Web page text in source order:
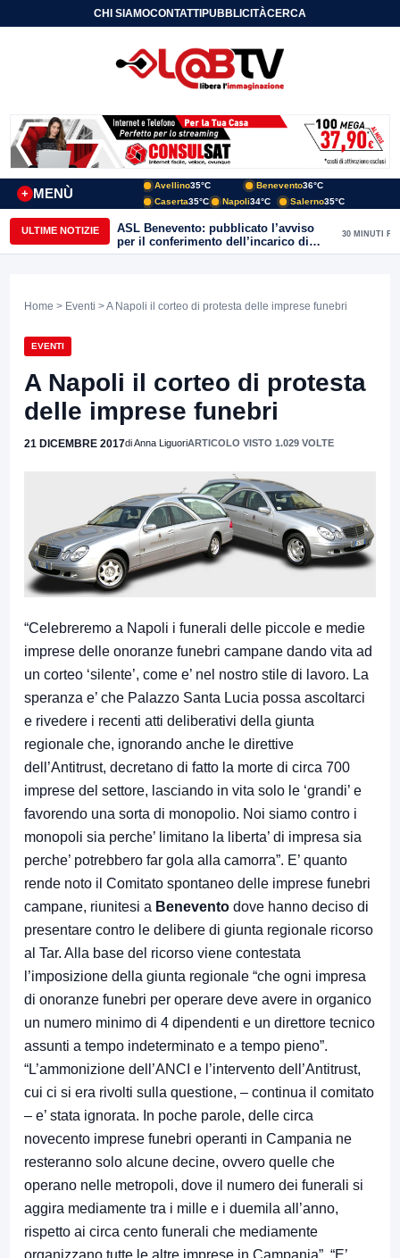
CHI SIAMOCONTATTIPUBBLICITÀCERCA
MENÙ
+
Avellino35°C Benevento36°C
Caserta35°C Napoli34°C Salerno35°C
ULTIME NOTIZIE
ASL Benevento: pubblicato l’avviso
per il conferimento dell’incarico di
Direttore della Unità Operativa
30 MINUTI FA
Home > Eventi > A Napoli il corteo di protesta delle imprese funebri
EVENTI
A Napoli il corteo di protesta
delle imprese funebri
21 DICEMBRE 2017di Anna LiguoriARTICOLO VISTO 1.029 VOLTE
“Celebreremo a Napoli i funerali delle piccole e medie
imprese delle onoranze funebri campane dando vita ad
un corteo ‘silente’, come e’ nel nostro stile di lavoro. La
speranza e’ che Palazzo Santa Lucia possa ascoltarci
e rivedere i recenti atti deliberativi della giunta
regionale che, ignorando anche le direttive
dell’Antitrust, decretano di fatto la morte di circa 700
imprese del settore, lasciando in vita solo le ‘grandi’ e
favorendo una sorta di monopolio. Noi siamo contro i
monopoli sia perche’ limitano la liberta’ di impresa sia
perche’ potrebbero far gola alla camorra”. E’ quanto
rende noto il Comitato spontaneo delle imprese funebri
campane, riunitesi a Benevento dove hanno deciso di
presentare contro le delibere di giunta regionale ricorso
al Tar. Alla base del ricorso viene contestata
l’imposizione della giunta regionale “che ogni impresa
di onoranze funebri per operare deve avere in organico
un numero minimo di 4 dipendenti e un direttore tecnico
assunti a tempo indeterminato e a tempo pieno”.
“L’ammonizione dell’ANCI e l’intervento dell’Antitrust,
cui ci si era rivolti sulla questione, – continua il comitato
– e’ stata ignorata. In poche parole, delle circa
novecento imprese funebri operanti in Campania ne
resteranno solo alcune decine, ovvero quelle che
operano nelle metropoli, dove il numero dei funerali si
aggira mediamente tra i mille e i duemila all’anno,
rispetto ai circa cento funerali che mediamente
organizzano tutte le altre imprese in Campania”. “E’